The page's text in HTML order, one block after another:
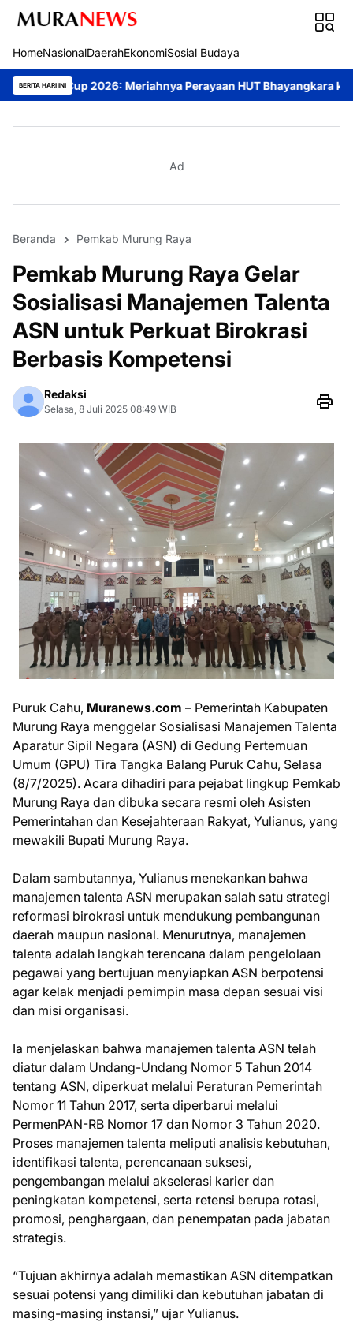
HomeNasionalDaerahEkonomiSosial Budaya
BERITA HARI INIPerayaan HUT Bhayangkara ke-80 di Palangka Raya
Ad
Beranda Pemkab Murung Raya
Pemkab Murung Raya Gelar
Sosialisasi Manajemen Talenta
ASN untuk Perkuat Birokrasi
Berbasis Kompetensi
Redaksi
Selasa, 8 Juli 2025 08:49 WIB
Puruk Cahu, Muranews.com – Pemerintah Kabupaten
Murung Raya menggelar Sosialisasi Manajemen Talenta
Aparatur Sipil Negara (ASN) di Gedung Pertemuan
Umum (GPU) Tira Tangka Balang Puruk Cahu, Selasa
(8/7/2025). Acara dihadiri para pejabat lingkup Pemkab
Murung Raya dan dibuka secara resmi oleh Asisten
Pemerintahan dan Kesejahteraan Rakyat, Yulianus, yang
mewakili Bupati Murung Raya.
Dalam sambutannya, Yulianus menekankan bahwa
manajemen talenta ASN merupakan salah satu strategi
reformasi birokrasi untuk mendukung pembangunan
daerah maupun nasional. Menurutnya, manajemen
talenta adalah langkah terencana dalam pengelolaan
pegawai yang bertujuan menyiapkan ASN berpotensi
agar kelak menjadi pemimpin masa depan sesuai visi
dan misi organisasi.
Ia menjelaskan bahwa manajemen talenta ASN telah
diatur dalam Undang-Undang Nomor 5 Tahun 2014
tentang ASN, diperkuat melalui Peraturan Pemerintah
Nomor 11 Tahun 2017, serta diperbarui melalui
PermenPAN-RB Nomor 17 dan Nomor 3 Tahun 2020.
Proses manajemen talenta meliputi analisis kebutuhan,
identifikasi talenta, perencanaan suksesi,
pengembangan melalui akselerasi karier dan
peningkatan kompetensi, serta retensi berupa rotasi,
promosi, penghargaan, dan penempatan pada jabatan
strategis.
“Tujuan akhirnya adalah memastikan ASN ditempatkan
sesuai potensi yang dimiliki dan kebutuhan jabatan di
masing-masing instansi,” ujar Yulianus.